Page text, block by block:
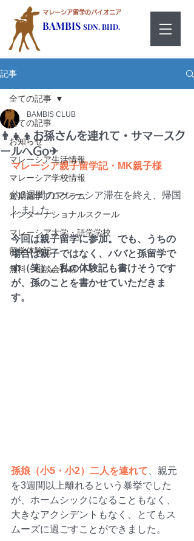
マレーシア留学のパイオニア
BAMBIS SDN. BHD.
記事
全ての記事
お知らせ
マレーシア生活情報
マレーシア学校情報
短期留学プログラム
インターナショナルスクール
マレーシア大学・語学学校
留学体験記
無料・相談会日程
全ての記事
👨‍👧‍👦お孫さんを連れて・サマースク
ールへGo✈
BAMBIS CLUB
マレーシア親子留学記・MK親子様
約3週間のマレーシア滞在を終え、帰国
しました。
今回は親子留学に参加。でも、うちの
場合は親子ではなく、ババと孫留学で
す（笑）。私の体験記も書けそうです
が、孫のことを書かせていただきま
す。
孫娘（小5・小2）二人を連れて 、親元
を3週間以上離れるという暴挙でした
が、ホームシックになることもなく、
大きなアクシデントもなく、とてもス
ムーズに過ごすことができました。